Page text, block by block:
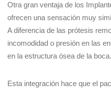
Otra gran ventaja de los
ofrecen una sensación muy
A diferencia de las prótesis
incomodidad o presión en las
en la estructura ósea de la boca.
Esta integración hace que el